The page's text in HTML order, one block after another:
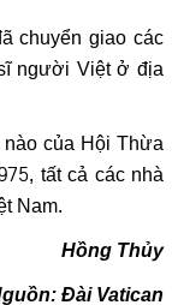
chuyển giao các
người Việt ở địa
của Hội Thừa
tất cả các nhà
Nam.
Hồng Thủy
Đài Vatican